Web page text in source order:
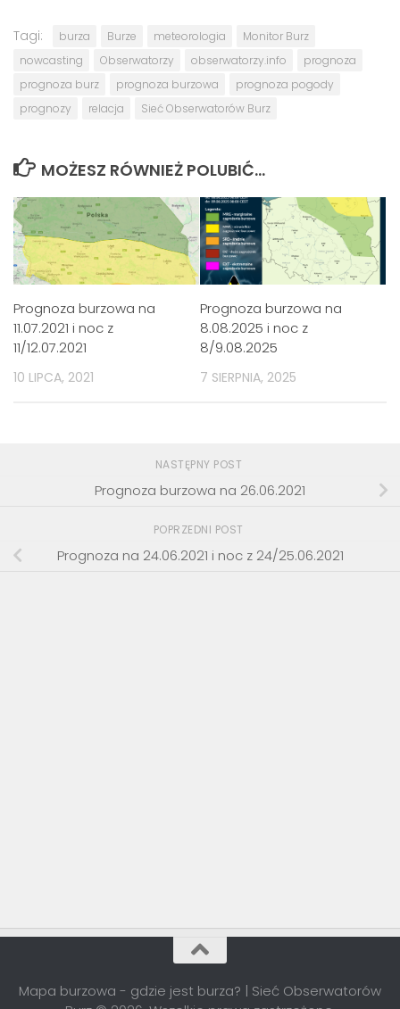
Tagi: burza Burze meteorologia
Monitor Burz
nowcasting
Obserwatorzy obserwatorzy.info
prognoza
prognoza burz
prognoza burzowa
prognoza pogody
prognozy
relacja Sieć Obserwatorów Burz
MOŻESZ RÓWNIEŻ POLUBIĆ…
Prognoza burzowa na
11.07.2021 i noc z
11/12.07.2021
10 LIPCA, 2021
Prognoza burzowa na
8.08.2025 i noc z
8/9.08.2025
7 SIERPNIA, 2025
NASTĘPNY POST
Prognoza burzowa na 26.06.2021
POPRZEDNI POST
Prognoza na 24.06.2021 i noc z 24/25.06.2021
Mapa burzowa - gdzie jest burza? | Sieć Obserwatorów